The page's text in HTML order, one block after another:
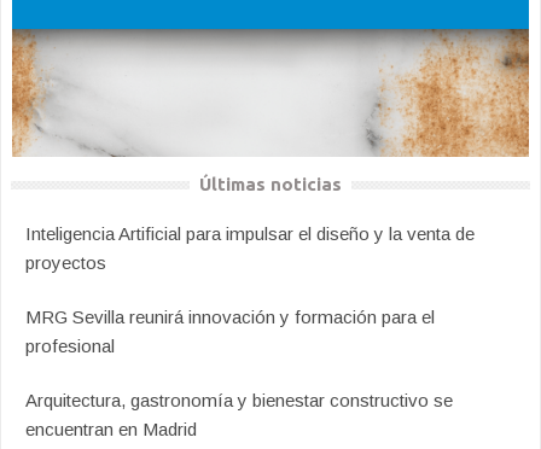
Últimas noticias
Inteligencia Artificial para impulsar el diseño y la venta de
proyectos
MRG Sevilla reunirá innovación y formación para el
profesional
Arquitectura, gastronomía y bienestar constructivo se
encuentran en Madrid